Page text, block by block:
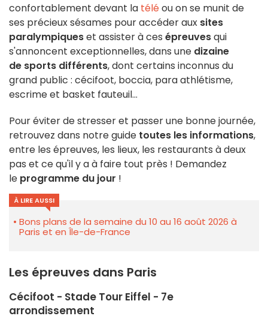
confortablement devant la téléou on se munit de
ses précieux sésames pour accéder aux sites
paralympiqueset assister à ces épreuvesqui
s'annoncent exceptionnelles, dans une dizaine
de sports différents, dont certains inconnus du
grand public : cécifoot, boccia, para athlétisme,
escrime et basket fauteuil...
Pour éviter de stresser et passer une bonne journée,
retrouvez dans notre guide toutes les informations,
entre les épreuves, les lieux, les restaurants à deux
pas et ce qu'il y a à faire tout près ! Demandez
le programme du jour !
À LIRE AUSSI
Bons plans de la semaine du 10 au 16 août 2026 à
Paris et en Île-de-France
Les épreuves dans Paris
Cécifoot - Stade Tour Eiffel - 7e
arrondissement